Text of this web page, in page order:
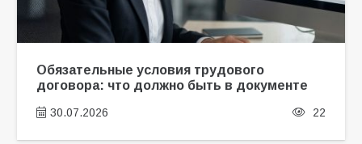
Обязательные условия трудового
договора: что должно быть в документе
30.07.2026 22